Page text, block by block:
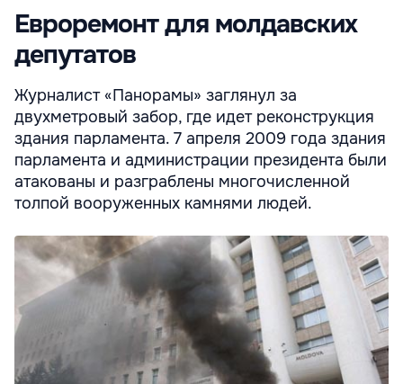
Евроремонт для молдавских
депутатов
Журналист «Панорамы» заглянул за
двухметровый забор, где идет реконструкция
здания парламента. 7 апреля 2009 года здания
парламента и администрации президента были
атакованы и разграблены многочисленной
толпой вооруженных камнями людей.